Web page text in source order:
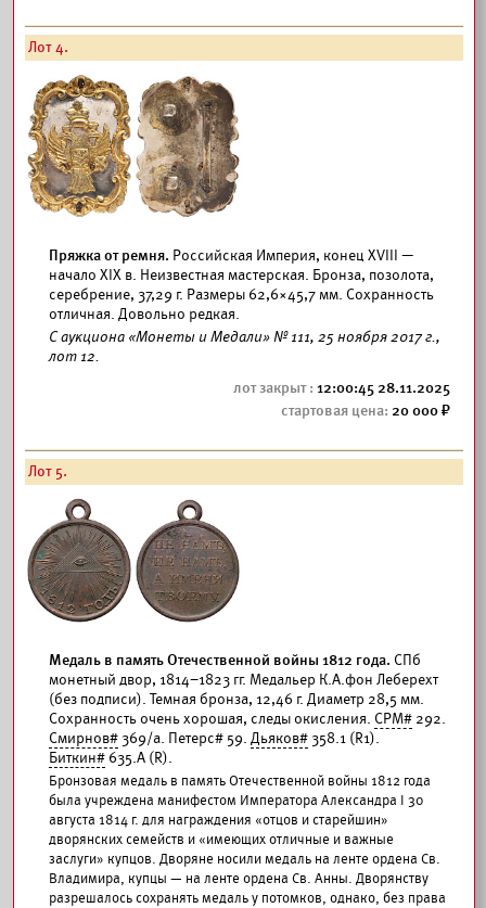
Лот 4.
Пряжка от ремня. Российская Империя, конец XVIII —
начало XIX в. Неизвестная мастерская. Бронза, позолота,
серебрение, 37,29 г. Размеры 62,6×45,7 мм. Сохранность
отличная. Довольно редкая.
С аукциона «Монеты и Медали» № 111, 25 ноября 2017 г.,
лот 12.
12:00:45 28.11.2025
20 000
Лот 5.
Медаль в память Отечественной войны 1812 года. СПб
монетный двор, 1814–1823 гг. Медальер К.А.фон Леберехт
(без подписи). Темная бронза, 12,46 г. Диаметр 28,5 мм.
Сохранность очень хорошая, следы окисления. СРМ# 292.
Смирнов#369/а. Петерс# 59. Дьяков#358.1 (R1).
Биткин# 635.А (R).
Бронзовая медаль в память Отечественной войны 1812 года
была учреждена манифестом Императора Александра I 30
августа 1814 г. для награждения «отцов и старейшин»
дворянских семейств и «имеющих отличные и важные
заслуги» купцов. Дворяне носили медаль на ленте ордена Св.
Владимира, купцы — на ленте ордена Св. Анны. Дворянству
разрешалось сохранять медаль у потомков, однако, без права